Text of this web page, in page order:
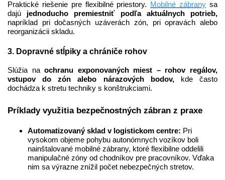
Praktické riešenie pre flexibilné priestory. Mobilné zábrany sa
dajú jednoducho premiestniť podľa aktuálnych potrieb,
napríklad pri dočasných uzáverách zón, pri opravách alebo
reorganizácii skladu.
3. Dopravné stĺpiky a chrániče rohov
Slúžia naochranu exponovaných miest – rohov regálov,
vstupov do zón alebo nárazových bodov,
kde často
dochádza k stretu techniky s konštrukciami.
Príklady využitia bezpečnostných zábran z praxe
Automatizovaný sklad v logistickom centre: Pri
vysokom objeme pohybu autonómnych vozíkov boli
nainštalované mobilné zábrany, ktoré flexibilne oddelili
manipulačné zóny od chodníkov pre pracovníkov. Vďaka
nim sa výrazne znížil počet nebezpečných stretov.